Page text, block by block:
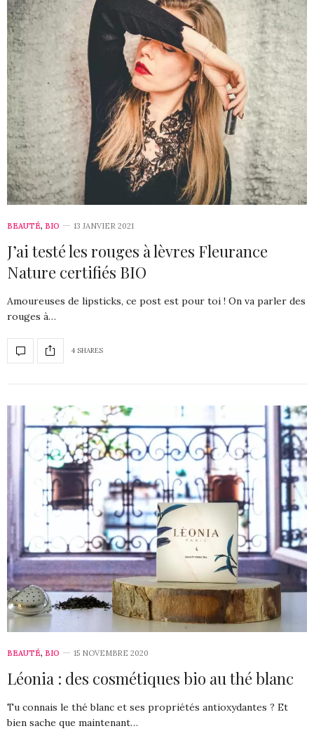
BEAUTÉ, BIO 13 JANVIER 2021
J’ai testé les rouges à lèvres Fleurance
Nature certifiés BIO
Amoureuses de lipsticks, ce post est pour toi ! On va parler des
rouges à…
4 SHARES
BEAUTÉ, BIO 15 NOVEMBRE 2020
Léonia : des cosmétiques bio au thé blanc
Tu connais le thé blanc et ses propriétés antioxydantes ? Et
bien sache que maintenant…